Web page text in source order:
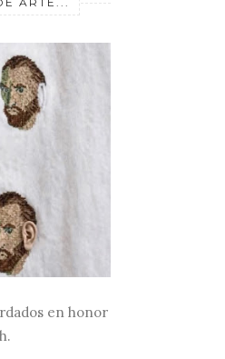
en honor